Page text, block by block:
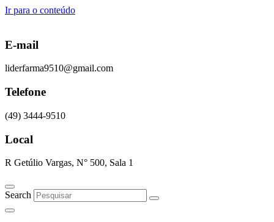
Ir para o conteúdo
E-mail
liderfarma9510@gmail.com
Telefone
(49) 3444-9510
Local
R Getúlio Vargas, N° 500, Sala 1
Search